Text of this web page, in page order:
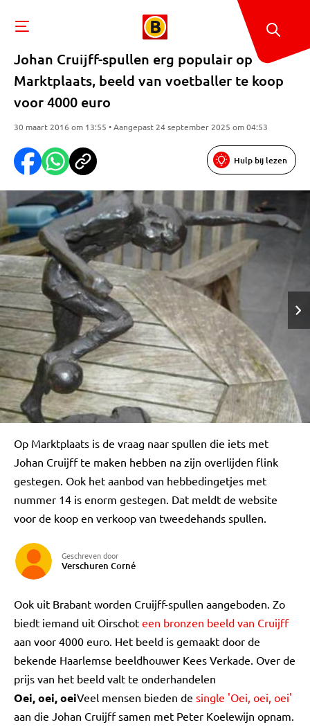
Johan Cruijff-spullen erg populair op
Marktplaats, beeld van voetballer te koop
voor 4000 euro
30 maart 2016 om 13:55 • Aangepast 24 september 2025 om 04:53
Hulp bij lezen
Op Marktplaats is de vraag naar spullen die iets met
Johan Cruijff te maken hebben na zijn overlijden flink
gestegen. Ook het aanbod van hebbedingetjes met
nummer 14 is enorm gestegen. Dat meldt de website
voor de koop en verkoop van tweedehands spullen.
Geschreven door
Verschuren Corné
Ook uit Brabant worden Cruijff-spullen aangeboden. Zo
biedt iemand uit Oirschot een bronzen beeld van Cruijff
aan voor 4000 euro. Het beeld is gemaakt door de
bekende Haarlemse beeldhouwer Kees Verkade. Over de
prijs van het beeld valt te onderhandelen
Oei, oei, oeiVeel mensen bieden de single 'Oei, oei, oei'
aan die Johan Cruijff samen met Peter Koelewijn opnam.